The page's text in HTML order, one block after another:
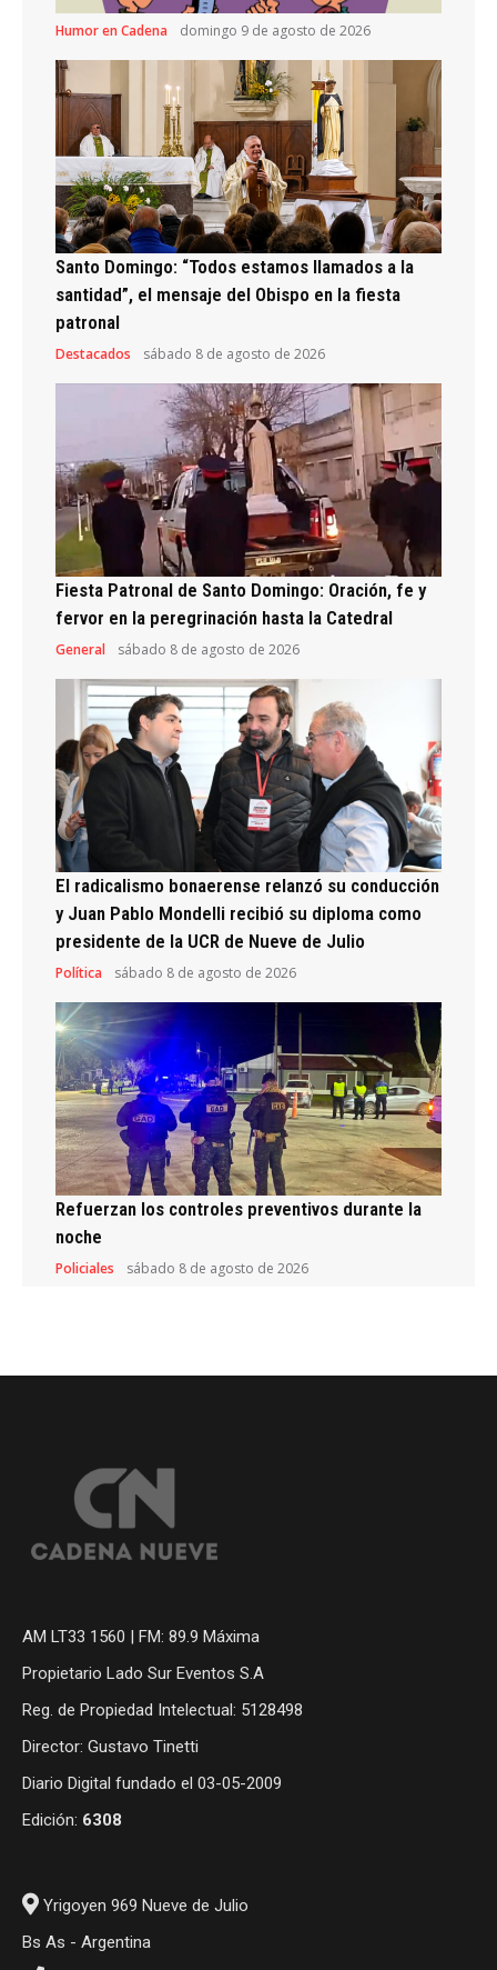
Humor en Cadena domingo 9 de agosto de 2026
Santo Domingo: “Todos estamos llamados a la
santidad”, el mensaje del Obispo en la fiesta
patronal
Destacados sábado 8 de agosto de 2026
Fiesta Patronal de Santo Domingo: Oración, fe y
fervor en la peregrinación hasta la Catedral
General sábado 8 de agosto de 2026
El radicalismo bonaerense relanzó su conducción
y Juan Pablo Mondelli recibió su diploma como
presidente de la UCR de Nueve de Julio
Política sábado 8 de agosto de 2026
Refuerzan los controles preventivos durante la
noche
Policiales sábado 8 de agosto de 2026
AM LT33 1560 | FM: 89.9 Máxima
Propietario Lado Sur Eventos S.A
Reg. de Propiedad Intelectual: 5128498
Director: Gustavo Tinetti
Diario Digital fundado el 03-05-2009
Edición: 6308
Yrigoyen 969 Nueve de Julio
Bs As - Argentina